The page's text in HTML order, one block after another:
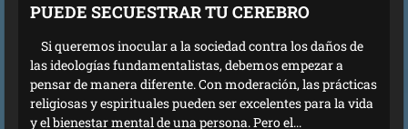
PUEDE SECUESTRAR TU CEREBRO
Si queremos inocular a la sociedad contra los daños de
las ideologías fundamentalistas, debemos empezar a
pensar de manera diferente. Con moderación, las prácticas
religiosas y espirituales pueden ser excelentes para la vida
y el bienestar mental de una persona. Pero el...